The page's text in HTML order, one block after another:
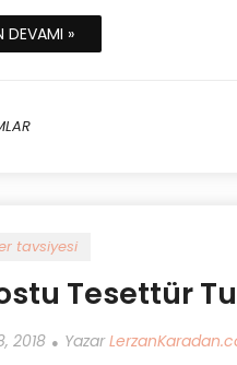
DEVAMI »
tavsiyesi
Tesettür
2018 Yazar